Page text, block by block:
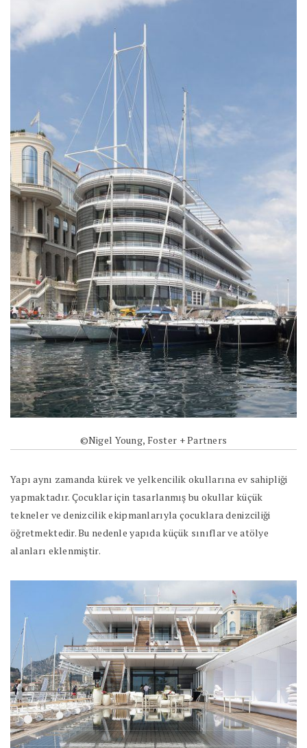
©Nigel Young, Foster + Partners
Yapı aynı zamanda kürek ve yelkencilik okullarına ev sahipliği
yapmaktadır. Çocuklar için tasarlanmış bu okullar küçük
tekneler ve denizcilik ekipmanlarıyla çocuklara denizciliği
öğretmektedir. Bu nedenle yapıda küçük sınıflar ve atölye
alanları eklenmiştir.